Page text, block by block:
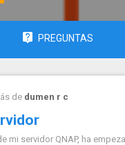
PREGUNTAS
de dumen r c
mi servidor QNAP, ha